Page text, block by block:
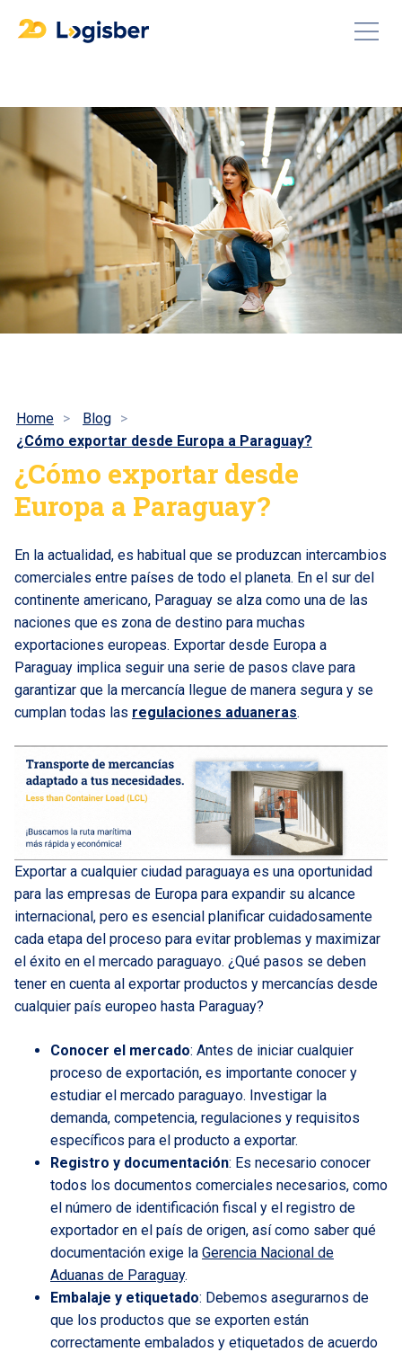
Home
Blog
¿Cómo exportar desde Europa a Paraguay?
¿Cómo exportar desde
Europa a Paraguay?
En la actualidad, es habitual que se produzcan intercambios
comerciales entre países de todo el planeta. En el sur del
continente americano, Paraguay se alza como una de las
naciones que es zona de destino para muchas
exportaciones europeas. Exportar desde Europa a
Paraguay implica seguir una serie de pasos clave para
garantizar que la mercancía llegue de manera segura y se
cumplan todas las regulaciones aduaneras.
Exportar a cualquier ciudad paraguaya es una oportunidad
para las empresas de Europa para expandir su alcance
internacional, pero es esencial planificar cuidadosamente
cada etapa del proceso para evitar problemas y maximizar
el éxito en el mercado paraguayo. ¿Qué pasos se deben
tener en cuenta al exportar productos y mercancías desde
cualquier país europeo hasta Paraguay?
Conocer el mercado: Antes de iniciar cualquier
proceso de exportación, es importante conocer y
estudiar el mercado paraguayo. Investigar la
demanda, competencia, regulaciones y requisitos
específicos para el producto a exportar.
Registro y documentación: Es necesario conocer
todos los documentos comerciales necesarios, como
el número de identificación fiscal y el registro de
exportador en el país de origen, así como saber qué
documentación exige la Gerencia Nacional de
Aduanas de Paraguay.
Embalaje y etiquetado: Debemos asegurarnos de
que los productos que se exporten están
correctamente embalados y etiquetados de acuerdo